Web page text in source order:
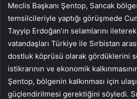
Meclis Başkanı Şentop, Sancak
temsilcileriyle yaptığı görüşmede
Tayyip Erdoğan’ın selamlarını
vatandaşları Türkiye ile Sırbistan
dostluk köprüsü olarak gördüklerini
istikrarının ve ekonomik
Şentop, bölgenin kalkınması için
güçlendirilmesi gerektiğini söyledi.